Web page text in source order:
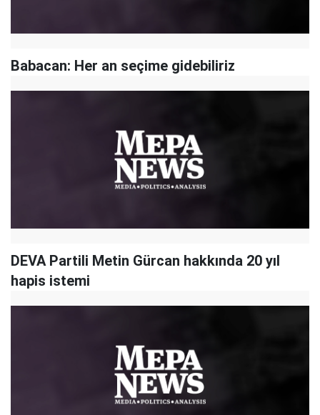
Babacan: Her an seçime gidebiliriz
DEVA Partili Metin Gürcan hakkında 20 yıl
hapis istemi